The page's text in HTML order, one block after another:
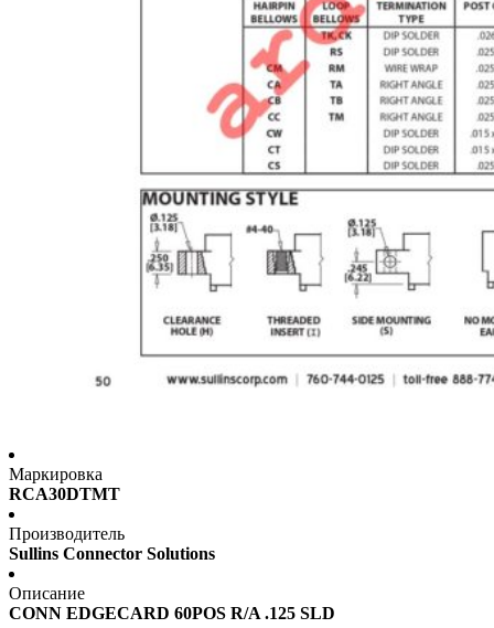
Маркировка
RCA30DTMT
Производитель
Sullins Connector Solutions
Описание
CONN EDGECARD 60POS R/A .125 SLD